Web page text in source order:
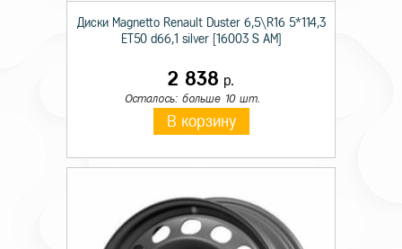
Диски Magnetto Renault Duster 6,5\R16 5*114,3
ET50 d66,1 silver [16003 S AM]
2 838 р.
Осталось: больше 10 шт.
В корзину